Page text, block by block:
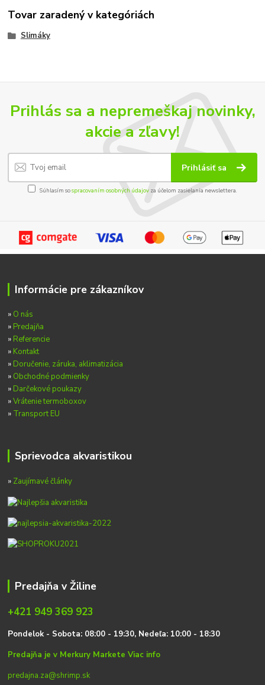
Tovar zaradený v kategóriách
Slimáky
Prihlás sa a nepremeškaj novinky,
akcie a zľavy!
Prihlásiť sa
Súhlasím sospracovaním osobných údajov za účelom zasielania newslettera.
Informácie pre zákazníkov
» O nás
» Predajňa
» Referencie
» Kontakt
» Doručenie, záruka, aklimatizácia
» Obchodné podmienky
» Darčekové poukazy
»Vrátenie termoboxov
» Transport EU
Sprievodca akvaristikou
» Zaujímavé články
Predajňa v Žiline
+421 949 369 923
Pondelok - Sobota: 08:00 - 19:30, Nedeľa: 10:00 - 18:30
Predajňa je v Merkury MarketeViac info
predajna.za@shrimp.sk